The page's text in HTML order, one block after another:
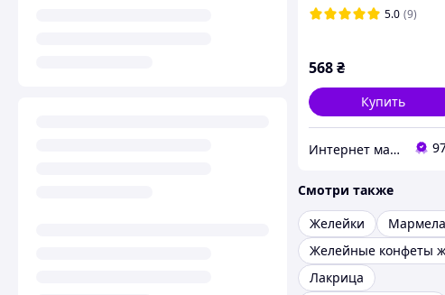
Харибо
5.0 (9)
568₴
Купить
Интернет магазин «Coffee Day»
Смотри также
Желейки
Лакрица